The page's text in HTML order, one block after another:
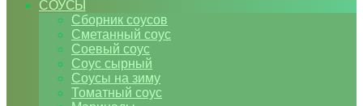
СОУСЫ
Сборник соусов
Сметанный соус
Соевый соус
Соус сырный
Соусы на зиму
Томатный соус